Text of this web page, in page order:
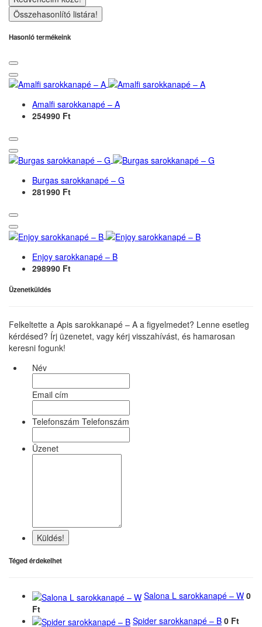
Összehasonlító listára!
Hasonló termékeink
Amalfi sarokkanapé – A
254990 Ft
Burgas sarokkanapé – G
281990 Ft
Enjoy sarokkanapé – B
298990 Ft
Üzenetküldés
Felkeltette a Apis sarokkanapé – A a figyelmedet? Lenne esetleg
kérdésed? Írj üzenetet, vagy kérj visszahívást, és hamarosan
keresni fogunk!
Név
Email cím
Telefonszám Telefonszám
Üzenet
Küldés!
Téged érdekelhet
Salona L sarokkanapé – W 0
Ft
Spider sarokkanapé – B 0 Ft